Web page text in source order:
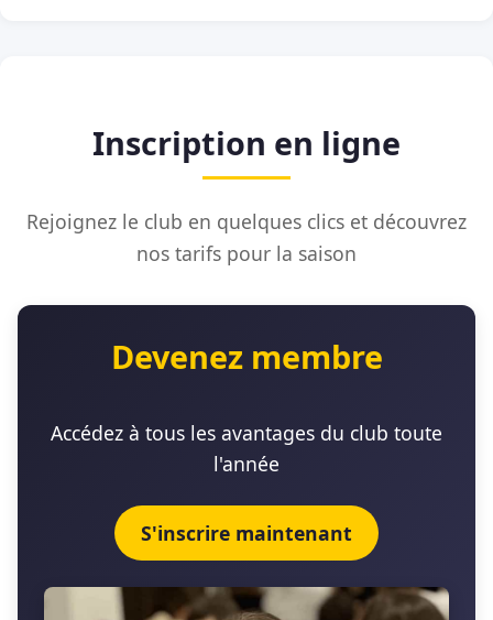
Inscription en ligne
Rejoignez le club en quelques clics et découvrez
nos tarifs pour la saison
Devenez membre
Accédez à tous les avantages du club toute
l'année
S'inscrire maintenant